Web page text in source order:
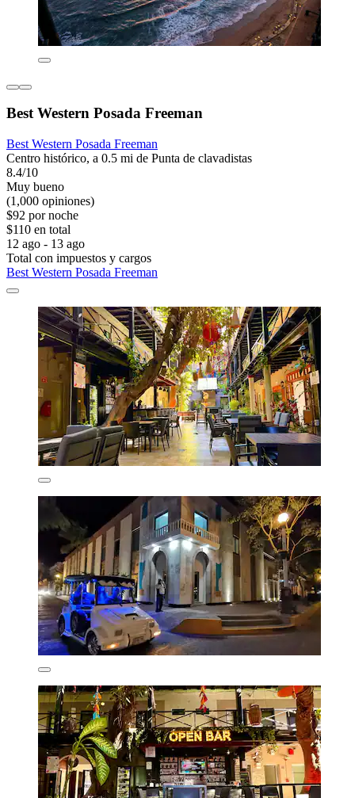
Best Western Posada Freeman
Best Western Posada Freeman
Centro histórico, a 0.5 mi de Punta de clavadistas
8.4/10
Muy bueno
(1,000 opiniones)
$92 por noche
$110 en total
12 ago - 13 ago
Total con impuestos y cargos
Best Western Posada Freeman